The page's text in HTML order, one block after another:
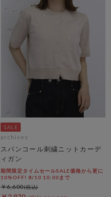
archives
スパンコール刺繍ニットカーデ
ィガン
期間限定タイムセールSALE価格から更に
10%OFF! 8/10 10:00まで
￥6,600